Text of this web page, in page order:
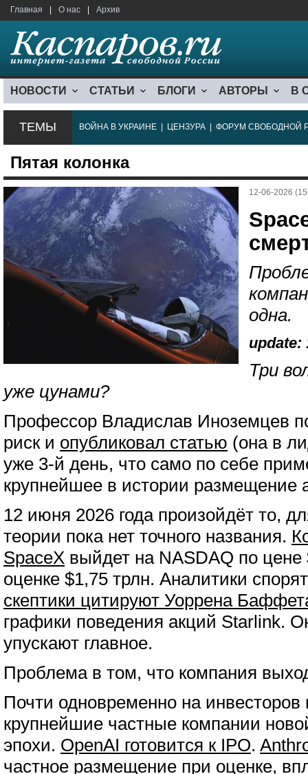
Главная О нас Архив
НОВОСТИ СТАТЬИ БЛОГИ АВТОРЫ В
ТЕМЫ ВОЙНА В УКРАИНЕ ЦЕНЗУРА ФОРУМ СВОБОДНОЙ
Пятая колонка
12-06-2026
одна.
update:
Три
уже цунами?
Профессор Владислав Иноземцев
риск и опубликовал статью (она в
уже 3-й день, что само по себе
крупнейшее в истории размещение
12 июня 2026 года произойдёт то,
теории пока нет точного названия.
SpaceX выйдет на NASDAQ по
оценке $1,75 трлн. Аналитики
скептики цитируют Уоррена
графики поведения акций Starlink.
упускают главное.
Проблема в том, что компания
Почти одновременно на инвесторов
крупнейшие частные компании
эпохи. OpenAI готовится к IPO.
частное размещение при оценке,